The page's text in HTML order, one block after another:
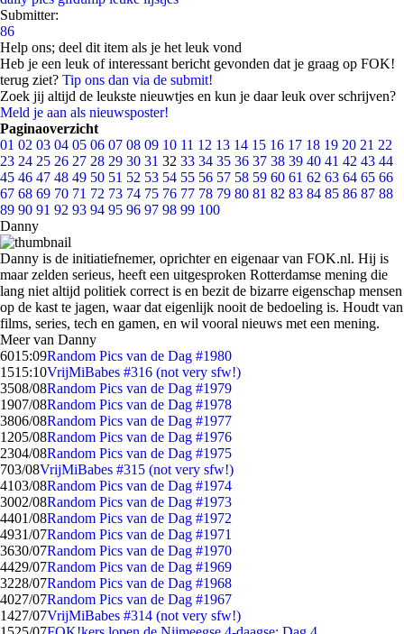
Submitter:
86
Help ons; deel dit item als je het leuk vond
Heb je een leuk of interessant bericht gevonden dat je graag op FOK!
terug ziet? Tip ons dan via de submit!
Zoek jij altijd de leukste nieuwtjes en kun je daar leuk over schrijven?
Meld je aan als nieuwsposter!
Paginaoverzicht
01 02 03 04 05 06 07 08 09 10 11 12 13 14 15 16 17 18 19 20 21 22
23 24 25 26 27 28 29 30 31 32 33 34 35 36 37 38 39 40 41 42 43 44
45 46 47 48 49 50 51 52 53 54 55 56 57 58 59 60 61 62 63 64 65 66
67 68 69 70 71 72 73 74 75 76 77 78 79 80 81 82 83 84 85 86 87 88
89 90 91 92 93 94 95 96 97 98 99 100
Danny
Danny is de initiatiefnemer, oprichter en eigenaar van FOK.nl. Hij is
maar zelden serieus, heeft een uitgesproken Rotterdamse mening die
lang niet altijd politiek correct is en bezit de bizarre eigenschap mensen
op de kast te jagen, waar dat eigenlijk nooit de bedoeling is. Houdt van
films, series, tech en gamen, en wil vooral nieuws met een mening.
Meer van Danny
6015:09Random Pics van de Dag #1980
1515:10VrijMiBabes #316 (not very sfw!)
3508/08Random Pics van de Dag #1979
1907/08Random Pics van de Dag #1978
3806/08Random Pics van de Dag #1977
1205/08Random Pics van de Dag #1976
2304/08Random Pics van de Dag #1975
703/08VrijMiBabes #315 (not very sfw!)
4103/08Random Pics van de Dag #1974
3002/08Random Pics van de Dag #1973
4401/08Random Pics van de Dag #1972
4931/07Random Pics van de Dag #1971
3630/07Random Pics van de Dag #1970
4429/07Random Pics van de Dag #1969
3228/07Random Pics van de Dag #1968
4027/07Random Pics van de Dag #1967
1427/07VrijMiBabes #314 (not very sfw!)